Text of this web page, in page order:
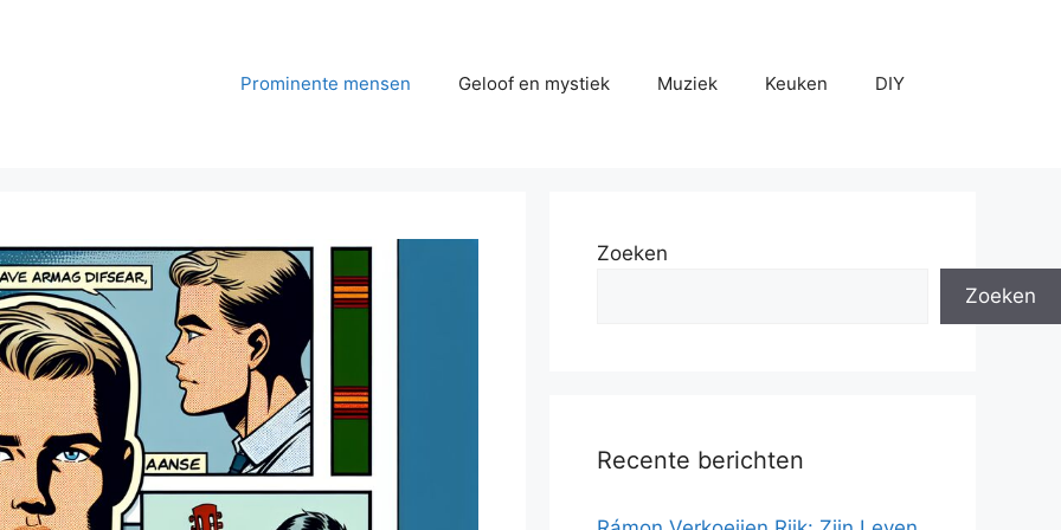
Prominente mensen Geloof en mystiek Muziek Keuken DIY
Zoeken
Zoeken
Recente berichten